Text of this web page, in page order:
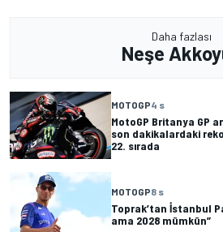
Daha fazlası
Neşe
MOTOGP4 s
MotoGP Britanya GP
son dakikalardaki
22. sırada
MOTOGP8 s
Toprak’tan İstanbul
ama 2028 mümkün”